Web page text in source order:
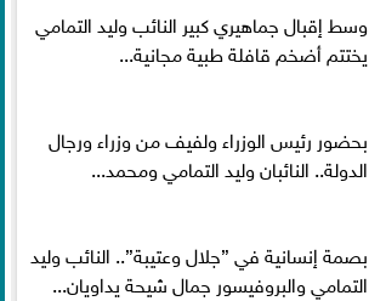
وسط إقبال جماهيري كبير النائب وليد التمامي
يختتم أضخم قافلة طبية مجانية...
بحضور رئيس الوزراء ولفيف من وزراء ورجال
الدولة.. النائبان وليد التمامي ومحمد...
بصمة إنسانية في ”جلال وعتيبة”.. النائب وليد
التمامي والبروفيسور جمال شيحة يداويان...